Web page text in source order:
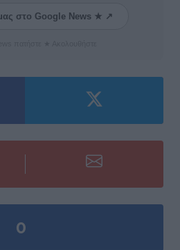
στο Google News ★ ↗
0